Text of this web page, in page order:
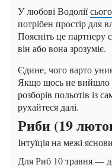
У любові Водолії
потрібен простір для
Поясніть це партнеру
він або вона зрозуміє.
Єдине, чого варто
Якщо щось не вийшло
розборів польотів із
рухайтеся далі.
Риби (19
Інтуїція на межі
Для Риб 10 травня —